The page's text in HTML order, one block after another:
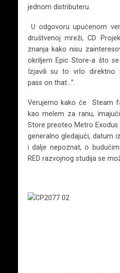
jednom distributeru.
U odgovoru upućenom
društvenoj mreži, CD
znanja kako nisu
okriljem Epic Store-a što
Izjavili su to vrlo direktno
pass on that…“.
Verujemo kako će Steam
kao melem za ranu,
Store preoteo Metro Exodus
generalno gledajući, datum
i dalje nepoznat, o
RED razvojnog studija se